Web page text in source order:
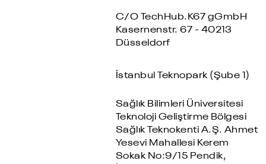
C/O TechHub.K67 gGmbH
Kasernenstr. 67 - 40213
Düsseldorf
İstanbul Teknopark (Şube 1)
Sağlık Bilimleri Üniversitesi
Teknoloji Geliştirme Bölgesi
Sağlık Teknokenti A.Ş. Ahmet
Yesevi Mahallesi Kerem
Sokak No:9/15 Pendik,